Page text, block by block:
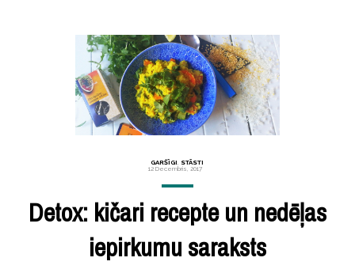
GARŠĪGI STĀSTI
12 Decembris, 2017
Detox: kičari recepte un nedēļas
iepirkumu saraksts